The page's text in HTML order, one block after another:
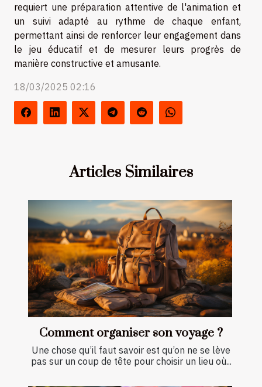
requiert une préparation attentive de l'animation et
un suivi adapté au rythme de chaque enfant,
permettant ainsi de renforcer leur engagement dans
le jeu éducatif et de mesurer leurs progrès de
manière constructive et amusante.
18/03/2025 02:16
Articles Similaires
Comment organiser son voyage ?
Une chose qu’il faut savoir est qu’on ne se lève
pas sur un coup de tête pour choisir un lieu où...